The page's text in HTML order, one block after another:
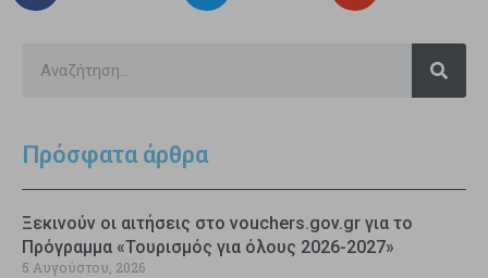
Πρόσφατα άρθρα
Ξεκινούν οι αιτήσεις στο vouchers.gov.gr για το
Πρόγραμμα «Τουρισμός για όλους 2026-2027»
5 Αυγούστου, 2026